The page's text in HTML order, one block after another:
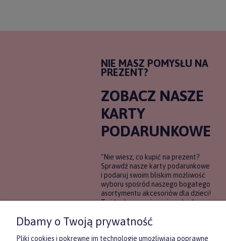
NIE MASZ POMYSŁU NA
PREZENT?
ZOBACZ NASZE
KARTY
PODARUNKOWE
"Nie wiesz, co kupić na prezent?
Sprawdź nasze karty podarunkowe
i podaruj swoim bliskim możliwość
wyboru spośród naszego bogatego
asortymentu akcesoriów dla dzieci!
To idealne rozwiązanie, gdy chcesz
pewności, co będzie najbardziej
trafione.
Dbamy o Twoją prywatność
Pliki cookies i pokrewne im technologie umożliwiają poprawne